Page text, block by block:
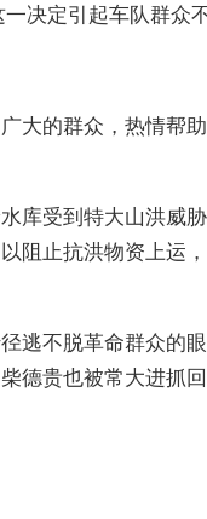
决定引起车队群众不
的群众，热情帮
受到特大山洪威
阻止抗洪物资上运
不脱革命群众的
德贵也被常大进抓